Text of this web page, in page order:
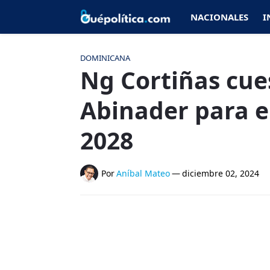
NACIONALES
DOMINICANA
Ng Cortiñas
Abinader para
2028
PorAníbal Mateo—diciembre 02, 2024